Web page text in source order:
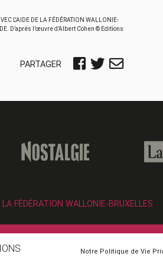
L'AIDE DE LA FÉDÉRATION WALLONIE-
D’après l’œuvre d’Albert Cohen © Editions
PARTAGER
LA FÉDÉRATION WALLONIE-BRUXELLES
Notre Politique de Vie